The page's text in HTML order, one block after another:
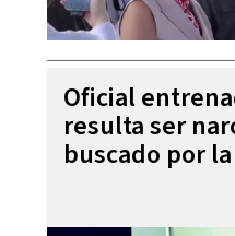
Oficial
resulta ser
buscado por la